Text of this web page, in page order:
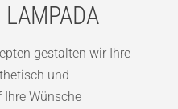
gestalten wir Ihre
und
Wünsche